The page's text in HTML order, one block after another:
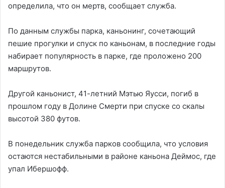
определила, что он мертв, сообщает служба.
По данным службы парка, каньонинг, сочетающий
пешие прогулки и спуск по каньонам, в последние годы
набирает популярность в парке, где проложено 200
маршрутов.
Другой каньонист, 41-летний Мэтью Яусси, погиб в
прошлом году в Долине Смерти при спуске со скалы
высотой 380 футов.
В понедельник служба парков сообщила, что условия
остаются нестабильными в районе каньона Деймос, где
упал Ибершофф.